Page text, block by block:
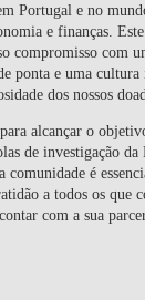
Portugal e no
e finanças. Este
compromisso com
ponta e uma cultura
dos nossos
alcançar o
de investigação
comunidade é
a todos os que
com a sua